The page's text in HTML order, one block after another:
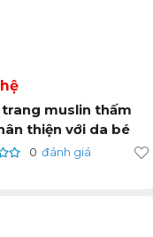
trang muslin thấm
thiện với da bé
0 đánh giá